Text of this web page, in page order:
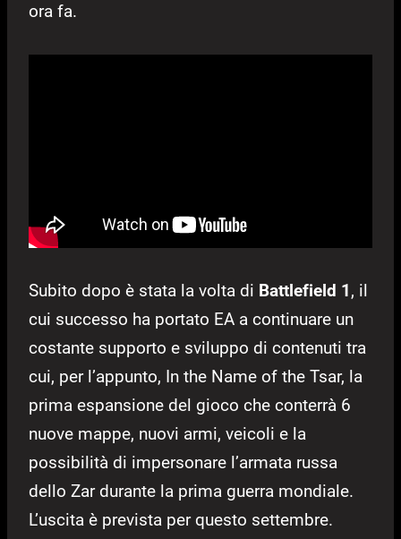
ora fa.
Subito dopo è stata la volta di Battlefield 1, il
cui successo ha portato EA a continuare un
costante supporto e sviluppo di contenuti tra
cui, per l’appunto, In the Name of the Tsar, la
prima espansione del gioco che conterrà 6
nuove mappe, nuovi armi, veicoli e la
possibilità di impersonare l’armata russa
dello Zar durante la prima guerra mondiale.
L’uscita è prevista per questo settembre.